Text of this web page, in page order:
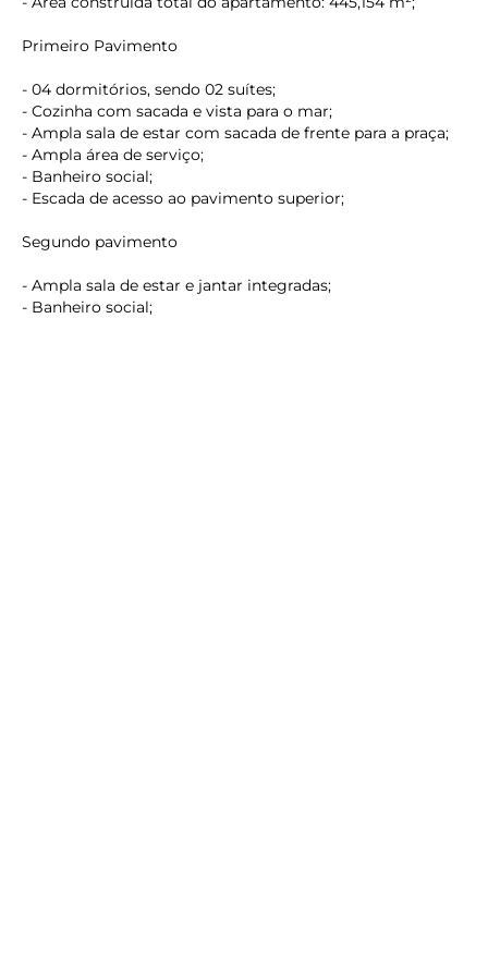
Primeiro Pavimento
- 04 dormitórios, sendo 02 suítes;
- Cozinha com sacada e vista para o mar;
- Ampla sala de estar com sacada de frente para a praça;
- Ampla área de serviço;
- Banheiro social;
- Escada de acesso ao pavimento superior;
Segundo pavimento
- Ampla sala de estar e jantar integradas;
- Banheiro social;